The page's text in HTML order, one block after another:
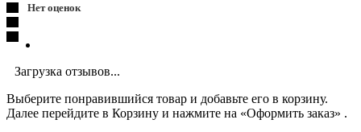
Нет оценок
Загрузка отзывов...
Выберите понравившийся товар и добавьте его в корзину.
Далее перейдите в Корзину и нажмите на «Оформить заказ» .